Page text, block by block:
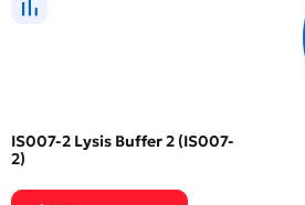
IS007-2 Lysis Buffer 2 (IS007-
2)